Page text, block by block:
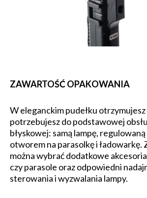
ZAWARTOŚĆ OPAKOWANIA
W eleganckim pudełku
potrzebujesz do podstawowej
błyskowej: samą lampę,
otworem na parasolkę i ładowarkę.
można wybrać dodatkowe
czy parasole oraz odpowiedni
sterowania i wyzwalania lampy.